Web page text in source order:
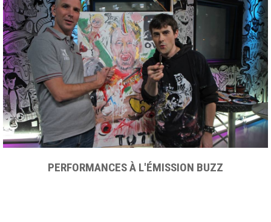
PERFORMANCES À L'ÉMISSION BUZZ